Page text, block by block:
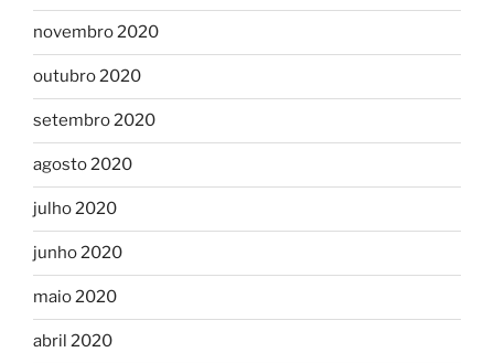
novembro 2020
outubro 2020
setembro 2020
agosto 2020
julho 2020
junho 2020
maio 2020
abril 2020